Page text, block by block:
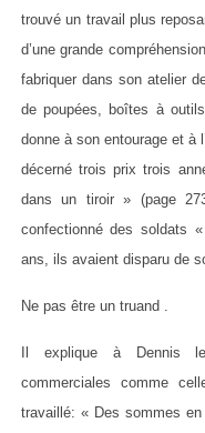
trouvé un travail plus
d’une grande
fabriquer dans son atelier
de poupées, boîtes à
donne à son entourage et à
décerné trois prix trois
dans un tiroir » (page
confectionné des soldats
ans, ils avaient disparu de
Ne pas être un truand .
Il explique à Dennis
commerciales comme
travaillé: « Des sommes